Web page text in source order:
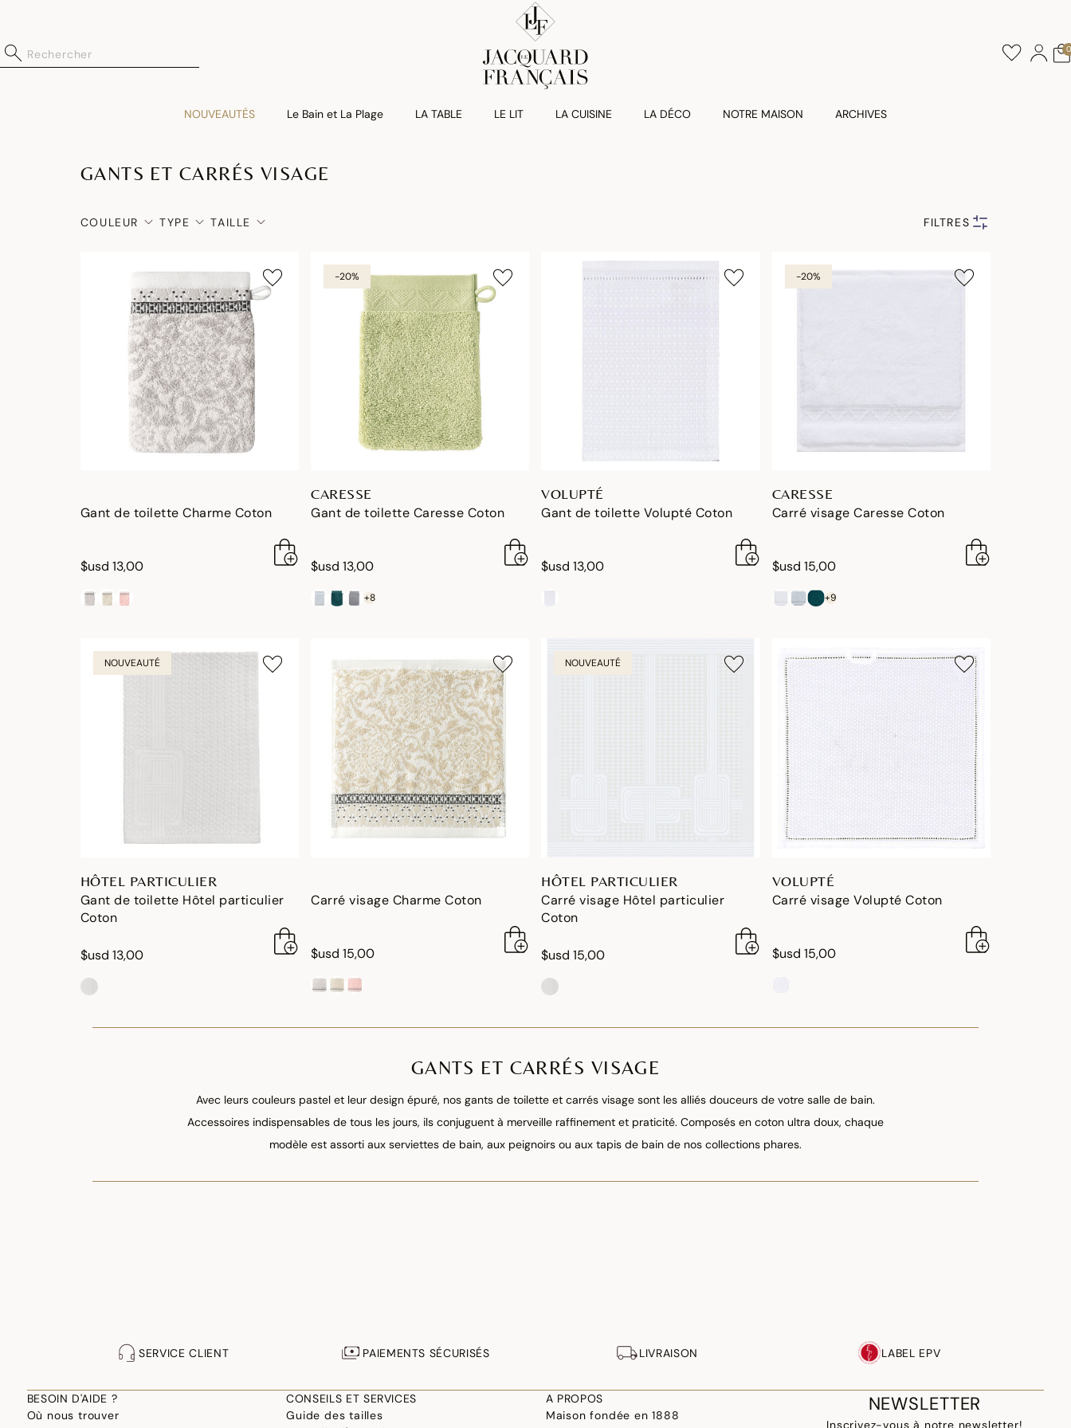
0
NOUVEAUTÉS Le Bain et La Plage LA TABLE LE LIT LA CUISINE LA DÉCO NOTRE MAISON ARCHIVES
GANTS ET CARRÉS VISAGE
COULEUR TYPE TAILLE FILTRES
Gant de toilette Charme Coton
$usd 13,00
-20%
CARESSE
Gant de toilette Caresse Coton
$usd 13,00
+8
VOLUPTÉ
Gant de toilette Volupté Coton
$usd 13,00
-20%
CARESSE
Carré visage Caresse Coton
$usd 15,00
+9
NOUVEAUTÉ
HÔTEL PARTICULIER
Gant de toilette Hôtel particulier
Coton
$usd 13,00
Carré visage Charme Coton
$usd 15,00
NOUVEAUTÉ
HÔTEL PARTICULIER
Carré visage Hôtel particulier
Coton
$usd 15,00
VOLUPTÉ
Carré visage Volupté Coton
$usd 15,00
GANTS ET CARRÉS VISAGE
Avec leurs couleurs pastel et leur design épuré, nos gants de toilette et carrés visage sont les alliés douceurs de votre salle de bain.
Accessoires indispensables de tous les jours, ils conjuguent à merveille raffinement et praticité. Composés en coton ultra doux, chaque
modèle est assorti aux serviettes de bain, aux peignoirs ou aux tapis de bain de nos collections phares.
SERVICE CLIENT PAIEMENTS SÉCURISÉS LIVRAISON LABEL EPV
BESOIN D'AIDE ?
Où nous trouver
CONSEILS ET SERVICES
Guide des tailles
A PROPOS
Maison fondée en 1888
NEWSLETTER
Inscrivez-vous à notre newsletter!